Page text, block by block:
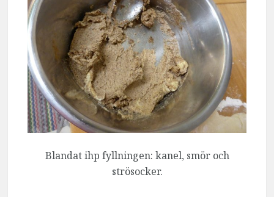
Blandat ihp fyllningen: kanel, smör och
strösocker.